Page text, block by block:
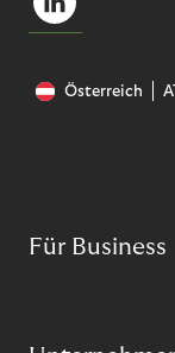
Österreich
Für Business